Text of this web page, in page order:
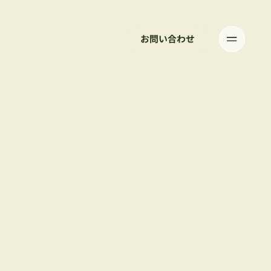
お問い合わせ